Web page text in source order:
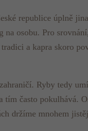
republice úplně
osobu. Pro
a kapra skoro
Ryby tedy
často pokulhává.
držíme mnohem